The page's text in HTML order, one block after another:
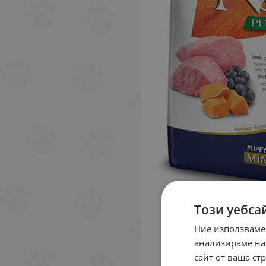
Този
Ние
анализираме
сайт от ваша